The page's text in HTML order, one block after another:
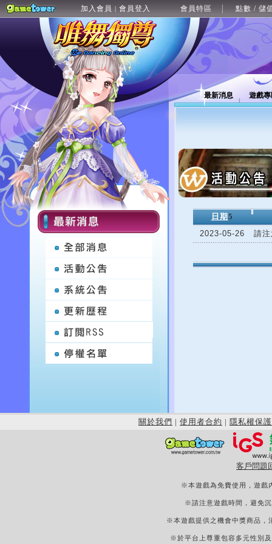
加入會員 | 會員登入 會員特區 點數 / 儲
最新消息 遊戲
日期 5
2023-05-26
請
關於我們 | 使用者合約 | 隱私權保護
客戶問題
※本遊戲為免費使用，遊戲
※請注意遊戲時間，避免
※本遊戲提供之機會中獎商品，
※於平台上尊重包容多元性別